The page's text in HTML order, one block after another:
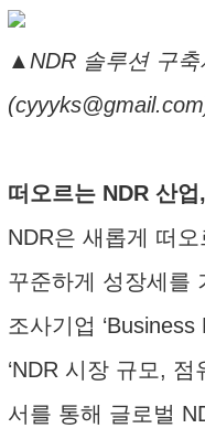
▲NDR 솔루션 구
떠오르는 NDR 산
NDR은 새롭게 떠
꾸준하게 성장세를
조사기업
‘NDR 시장 규모,
서를 통해 글로벌